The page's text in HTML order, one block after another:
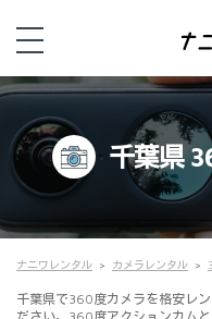
千葉県
ナニワレンタル カメラレンタル
千葉県で360度カメラを格安レ